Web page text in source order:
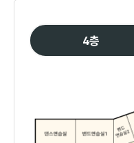
4층